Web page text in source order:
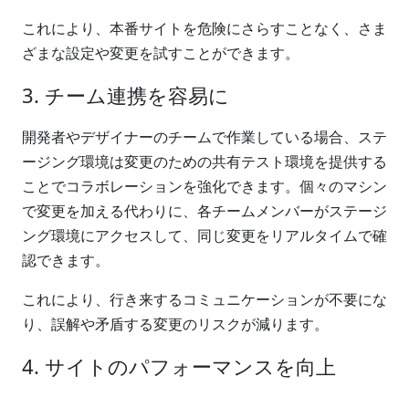
これにより、本番サイトを危険にさらすことなく、さま
ざまな設定や変更を試すことができます。
3. チーム連携を容易に
開発者やデザイナーのチームで作業している場合、ステ
ージング環境は変更のための共有テスト環境を提供する
ことでコラボレーションを強化できます。個々のマシン
で変更を加える代わりに、各チームメンバーがステージ
ング環境にアクセスして、同じ変更をリアルタイムで確
認できます。
これにより、行き来するコミュニケーションが不要にな
り、誤解や矛盾する変更のリスクが減ります。
4. サイトのパフォーマンスを向上